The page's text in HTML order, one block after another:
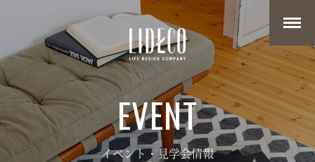
EVENT
イベント・見学会情報